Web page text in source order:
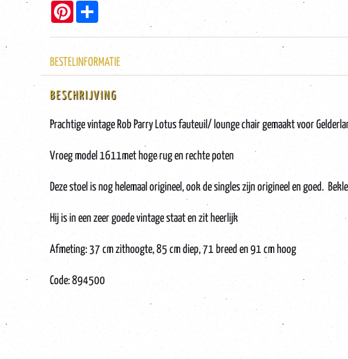
Pinterest
BESTELINFORMATIE
BESCHRIJVING
Prachtige vintage Rob Parry Lotus fauteuil/ lounge chair gemaakt voor
Vroeg model 1611met hoge rug en rechte poten
Deze stoel is nog helemaal origineel, ook de singles zijn origineel en goed.
Hij is in een zeer goede vintage staat en zit heerlijk
Afmeting: 37 cm zithoogte, 85 cm diep, 71 breed en 91 cm hoog
Code: 894500